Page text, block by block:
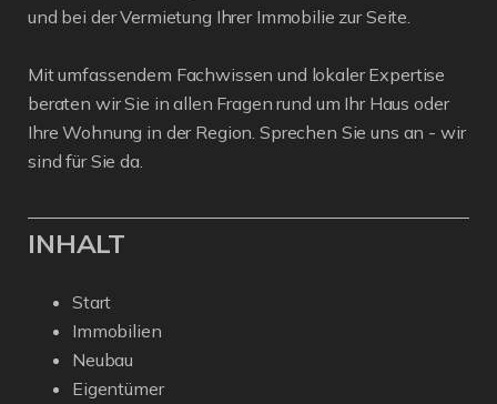
und bei der Vermietung Ihrer Immobilie zur Seite.
Mit umfassendem Fachwissen und lokaler Expertise
beraten wir Sie in allen Fragen rund um Ihr Haus oder
Ihre Wohnung in der Region. Sprechen Sie uns an - wir
sind für Sie da.
INHALT
Start
Immobilien
Neubau
Eigentümer